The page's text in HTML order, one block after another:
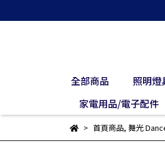
全部商品 照明
家電用品/電子配件
首頁商品, 舞光